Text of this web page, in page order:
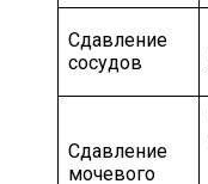
Сдавление
сосудов
Сдавление
мочевого